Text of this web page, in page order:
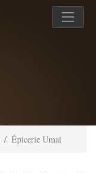
Épicerie Umai